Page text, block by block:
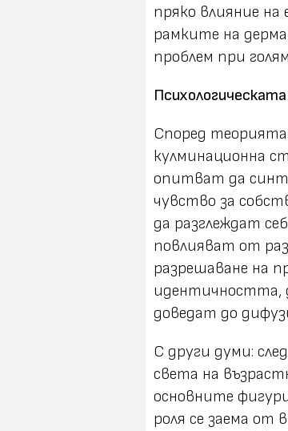
пряко влияние
рамките на
проблем при
Според
кулминационна
опитват да
чувство за
да разглеждат
повлияват от
разрешаване на
идентичността,
доведат до
С други думи:
света на
основните
роля се заема